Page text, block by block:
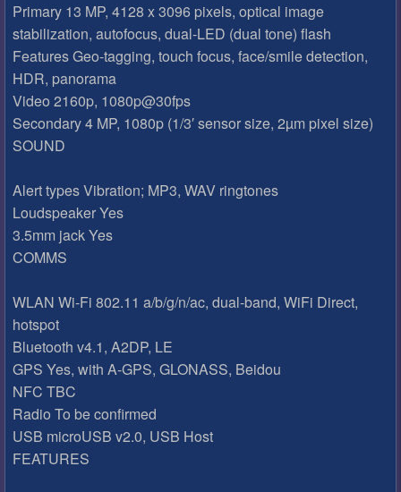
Primary 13 MP, 4128 x 3096 pixels, optical image
stabilization, autofocus, dual-LED (dual tone) flash
Features Geo-tagging, touch focus, face/smile detection,
HDR, panorama
Video 2160p, 1080p@30fps
Secondary 4 MP, 1080p (1/3′ sensor size, 2µm pixel size)
SOUND
Alert types Vibration; MP3, WAV ringtones
Loudspeaker Yes
3.5mm jack Yes
COMMS
WLAN Wi-Fi 802.11 a/b/g/n/ac, dual-band, WiFi Direct,
hotspot
Bluetooth v4.1, A2DP, LE
GPS Yes, with A-GPS, GLONASS, Beidou
NFC TBC
Radio To be confirmed
USB microUSB v2.0, USB Host
FEATURES